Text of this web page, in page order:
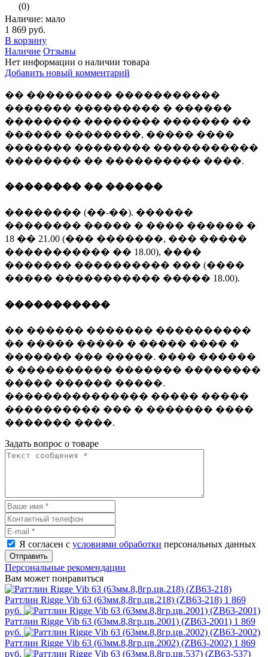
(0)
Наличие: мало
1 869 руб.
В корзину
Наличие Отзывы
Нет информации о наличии товара
Добавить новый комментарий
�� ��������� �����������
������� ��������� � ������
�������� �������� ������� ��
������ ��������, ����� ����
������� �������� �����������
�������� �� ���������� ����.
�������� �� ������
�������� (��-��). ������
�������� ����� � ���� ������ �
18 �� 21.00 (��� �������, ��� �����
����������� �� 18.00), ����
������� ���������� ��� (����
����� ����������� ����� 18.00).
�����������
�� ������ ������� ����������
�� ����� ����� � ����� ���� �
������� ��� �����. ���� ������
� ���������� ������� ��������
����� ������ �����.
��������������� ����� �����
���������� ��� � ������� ����
������� ����.
Задать вопрос о товаре
Я согласен с условиями обработки персональных данных
Отправить
Персональные рекомендации
Вам может понравиться
Раттлин Rigge Vib 63 (63мм.8,8гр.цв.218) (ZB63-218) 1 869
руб.
Раттлин Rigge Vib 63 (63мм.8,8гр.цв.2001) (ZB63-2001) 1 869
руб.
Раттлин Rigge Vib 63 (63мм.8,8гр.цв.2002) (ZB63-2002) 1 869
руб.